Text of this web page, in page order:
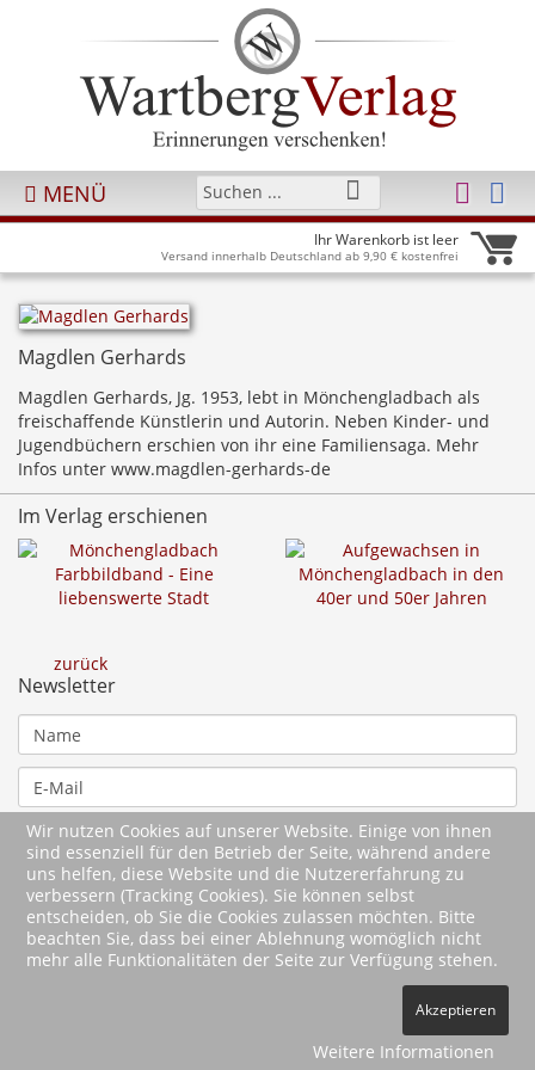
MENÜ
Ihr Warenkorb ist leer
Versand innerhalb Deutschland ab 9,90 € kostenfrei
Magdlen Gerhards
Magdlen Gerhards, Jg. 1953, lebt in Mönchengladbach als
freischaffende Künstlerin und Autorin. Neben Kinder- und
Jugendbüchern erschien von ihr eine Familiensaga. Mehr
Infos unter www.magdlen-gerhards-de
Im Verlag erschienen
zurück
Newsletter
Vertrag widerrufen
Wir nutzen Cookies auf unserer Website. Einige von ihnen
sind essenziell für den Betrieb der Seite, während andere
uns helfen, diese Website und die Nutzererfahrung zu
verbessern (Tracking Cookies). Sie können selbst
entscheiden, ob Sie die Cookies zulassen möchten. Bitte
beachten Sie, dass bei einer Ablehnung womöglich nicht
mehr alle Funktionalitäten der Seite zur Verfügung stehen.
Akzeptieren
Weitere Informationen